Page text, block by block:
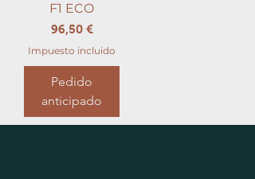
F1 ECO
Precio
96,50 €
Impuesto incluido
Pedido
anticipado